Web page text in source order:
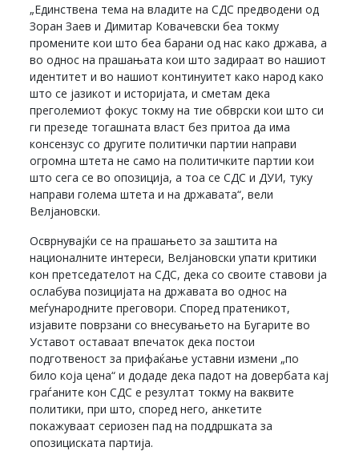
„Единствена тема на владите на СДС предводени од
Зоран Заев и Димитар Ковачевски беа токму
промените кои што беа барани од нас како држава, а
во однос на прашањата кои што задираат во нашиот
идентитет и во нашиот континуитет како народ како
што се јазикот и историјата, и сметам дека
преголемиот фокус токму на тие обврски кои што си
ги презеде тогашната власт без притоа да има
консензус со другите политички партии направи
огромна штета не само на политичките партии кои
што сега се во опозиција, а тоа се СДС и ДУИ, туку
направи голема штета и на државата“, вели
Велјановски.
Осврнувајќи се на прашањето за заштита на
националните интереси, Велјановски упати критики
кон претседателот на СДС, дека со своите ставови ја
ослабува позицијата на државата во однос на
меѓународните преговори. Според пратеникот,
изјавите поврзани со внесувањето на Бугарите во
Уставот оставаат впечаток дека постои
подготвеност за прифаќање уставни измени „по
било која цена“ и додаде дека падот на довербата кај
граѓаните кон СДС е резултат токму на ваквите
политики, при што, според него, анкетите
покажуваат сериозен пад на поддршката за
опозициската партија.